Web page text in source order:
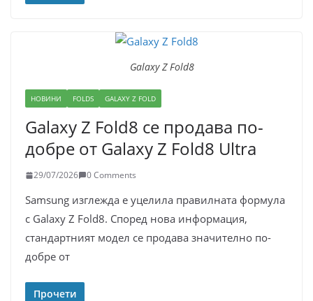
Galaxy Z Fold8
НОВИНИ FOLDS GALAXY Z FOLD
Galaxy Z Fold8 се продава по-
добре от Galaxy Z Fold8 Ultra
29/07/2026 0 Comments
Samsung изглежда е уцелила правилната формула
с Galaxy Z Fold8. Според нова информация,
стандартният модел се продава значително по-
добре от
Прочети